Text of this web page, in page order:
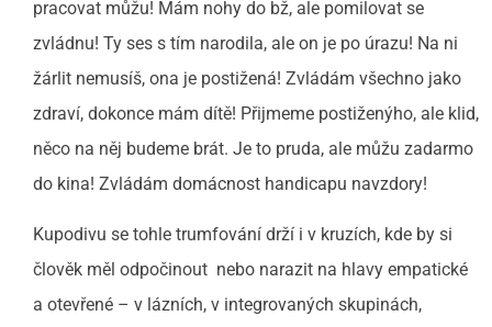
pracovat můžu! Mám nohy do bž, ale pomilovat se
zvládnu! Ty ses s tím narodila, ale on je po úrazu! Na ni
žárlit nemusíš, ona je postižená! Zvládám všechno jako
zdraví, dokonce mám dítě! Přijmeme postiženýho, ale klid,
něco na něj budeme brát. Je to pruda, ale můžu zadarmo
do kina! Zvládám domácnost handicapu navzdory!
Kupodivu se tohle trumfování drží i v kruzích, kde by si
člověk měl odpočinout nebo narazit na hlavy empatické
a otevřené – v lázních, v integrovaných skupinách,